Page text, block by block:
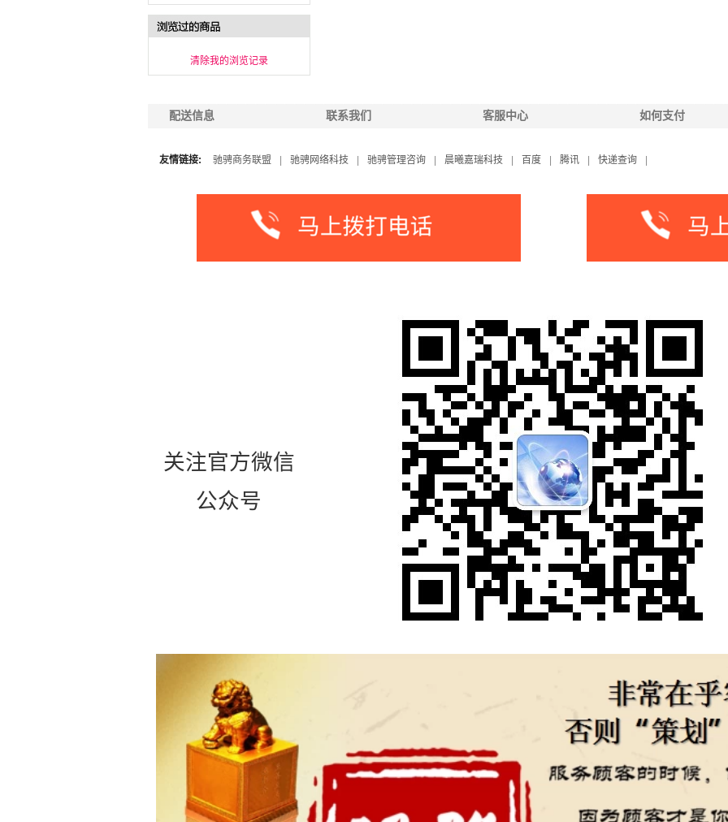
清除我的浏览记录
配送信息 联系我们 客服中心 如何支付
友情链接: 驰骋商务联盟 驰骋网络科技 驰骋管理咨询 晨曦嘉瑞科技 百度 腾讯 快递查询
关注官方微信
公众号